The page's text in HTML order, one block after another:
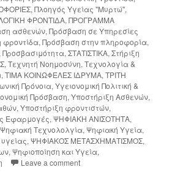
,Πλοηγός Υγείας "Μυρτώ",
ΦΡΟΝΤΙΔΑ,ΠΡΟΓΡΑΜΜΑ
ασθενών,Πρόσβαση σε Υπηρεσίες
φροντίδα,Πρόσβαση στην πληροφορία,
,Προσβασιμότητα,ΣΤΑΤΙΣΤΙΚΑ,Στήριξη
,Τεχνητή Νοημοσύνη,Τεχνολογία &
,ΤΙΜΑ ΚΟΙΝΩΦΕΛΕΣ ΙΔΡΥΜΑ,ΤΡΙΤΗ
Πρόνοια,Υγειονομική Πολιτική &
Πρόσβαση,Υποστήριξη Ασθενών,
,Υποστήριξη φροντιστών,
Εφαρμογές,ΨΗΦΙΑΚΗ ΑΝΙΣΟΤΗΤΑ,
Ψηφιακή Τεχνολολγία,Ψηφιακή Υγεία,
,ΨΗΦΙΑΚΟΣ ΜΕΤΑΣΧΗΜΑΤΙΣΜΟΣ,
,Ψηφιοποίηση και Υγεία,
Leave a comment